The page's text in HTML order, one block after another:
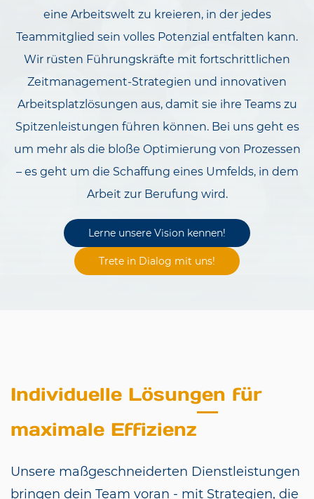
eine Arbeitswelt zu kreieren, in der jedes
Teammitglied sein volles Potenzial entfalten kann.
Wir rüsten Führungskräfte mit fortschrittlichen
Zeitmanagement-Strategien und innovativen
Arbeitsplatzlösungen aus, damit sie ihre Teams zu
Spitzenleistungen führen können. Bei uns geht es
um mehr als die bloße Optimierung von Prozessen
– es geht um die Schaffung eines Umfelds, in dem
Arbeit zur Berufung wird.
Lerne unsere Vision kennen!
Trete in Dialog mit uns!
Individuelle Lösungen für
maximale Effizienz
Unsere maßgeschneiderten Dienstleistungen
bringen dein Team voran - mit Strategien, die